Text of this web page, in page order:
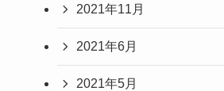
2021年11月
2021年6月
2021年5月